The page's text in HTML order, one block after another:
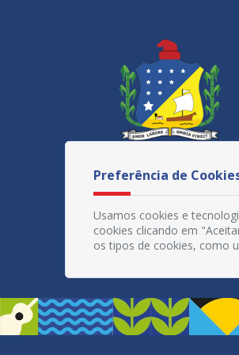
Preferência de
Usamos cookies e
cookies clicando em
os tipos de cookies, como